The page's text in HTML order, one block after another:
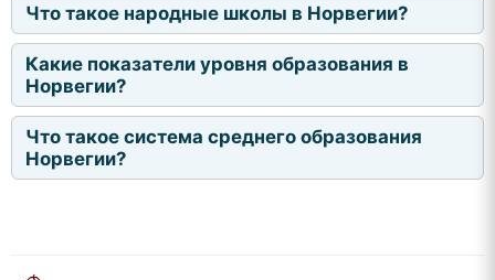
Что такое народные школы в Норвегии?
Какие показатели уровня образования в
Норвегии?
Что такое система среднего образования
Норвегии?